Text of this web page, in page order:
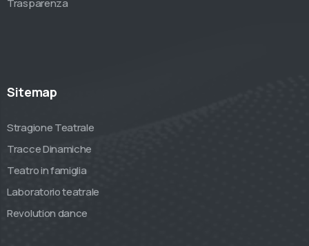
Trasparenza
Sitemap
Stragione Teatrale
Tracce Dinamiche
Teatro in famiglia
Laboratorio teatrale
Revolution dance